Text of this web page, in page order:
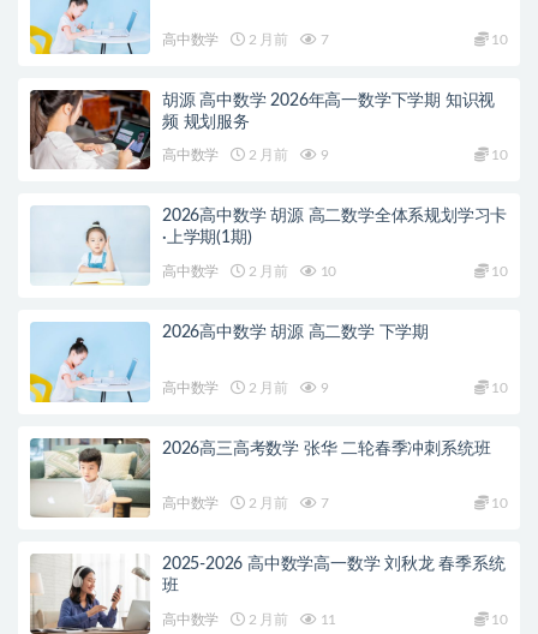
高中数学 2 月前 7 10
胡源 高中数学 2026年高一数学下学期 知识视
频 规划服务
高中数学 2 月前 9 10
2026高中数学 胡源 高二数学全体系规划学习卡
·上学期(1期)
高中数学 2 月前 10 10
2026高中数学 胡源 高二数学 下学期
高中数学 2 月前 9 10
2026高三高考数学 张华 二轮春季冲刺系统班
高中数学 2 月前 7 10
2025-2026 高中数学高一数学 刘秋龙 春季系统
班
高中数学 2 月前 11 10